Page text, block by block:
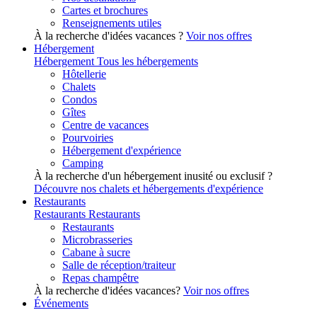
Cartes et brochures
Renseignements utiles
À la recherche d'idées vacances ? Voir nos offres
Hébergement
Hébergement Tous les hébergements
Hôtellerie
Chalets
Condos
Gîtes
Centre de vacances
Pourvoiries
Hébergement d'expérience
Camping
À la recherche d'un hébergement inusité ou exclusif ?
Découvre nos chalets et hébergements d'expérience
Restaurants
Restaurants Restaurants
Restaurants
Microbrasseries
Cabane à sucre
Salle de réception/traiteur
Repas champêtre
À la recherche d'idées vacances? Voir nos offres
Événements